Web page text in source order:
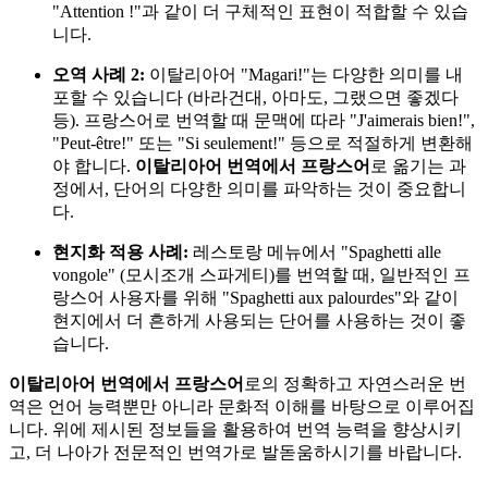
"Attention !"과 같이 더 구체적인 표현이 적합할 수 있습
니다.
오역 사례 2: 이탈리아어 "Magari!"는 다양한 의미를 내
포할 수 있습니다 (바라건대, 아마도, 그랬으면 좋겠다
등). 프랑스어로 번역할 때 문맥에 따라 "J'aimerais bien!",
"Peut-être!" 또는 "Si seulement!" 등으로 적절하게 변환해
야 합니다. 이탈리아어 번역에서 프랑스어 로 옮기는 과
정에서, 단어의 다양한 의미를 파악하는 것이 중요합니
다.
현지화 적용 사례: 레스토랑 메뉴에서 "Spaghetti alle
vongole" (모시조개 스파게티)를 번역할 때, 일반적인 프
랑스어 사용자를 위해 "Spaghetti aux palourdes"와 같이
현지에서 더 흔하게 사용되는 단어를 사용하는 것이 좋
습니다.
이탈리아어 번역에서 프랑스어 로의 정확하고 자연스러운 번
역은 언어 능력뿐만 아니라 문화적 이해를 바탕으로 이루어집
니다. 위에 제시된 정보들을 활용하여 번역 능력을 향상시키
고, 더 나아가 전문적인 번역가로 발돋움하시기를 바랍니다.